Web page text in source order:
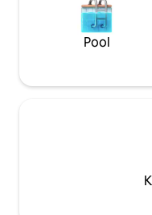
Pool